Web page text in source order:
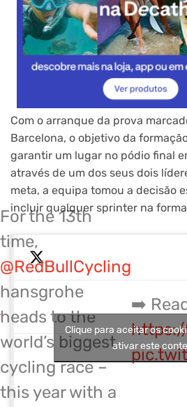
Com o arranque da prova
Barcelona, o objetivo da
garantir um lugar no pódio final
através de um dos seus dois
meta, a equipa tomou a decisão
incluir qualquer sprinter na
For the 13th
time,
@RedBullCycling
hansgrohe
heads to the
world’s biggest
cycling race –
this year with a
➡️
Clique para aceitar os
ativar este